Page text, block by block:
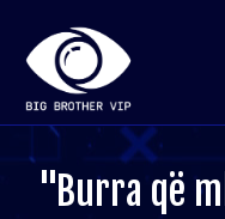
"Burra që